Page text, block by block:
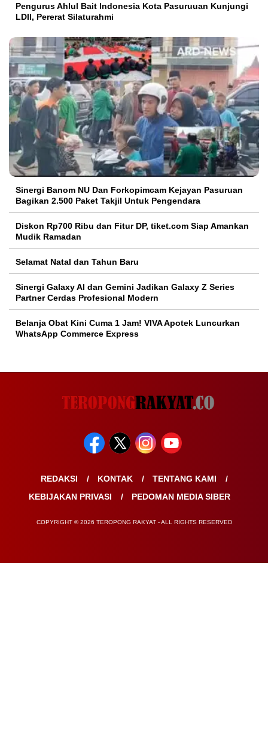
Pengurus Ahlul Bait Indonesia Kota Pasuruuan Kunjungi
LDII, Pererat Silaturahmi
Sinergi Banom NU Dan Forkopimcam Kejayan Pasuruan
Bagikan 2.500 Paket Takjil Untuk Pengendara
Diskon Rp700 Ribu dan Fitur DP, tiket.com Siap Amankan
Mudik Ramadan
Selamat Natal dan Tahun Baru
Sinergi Galaxy AI dan Gemini Jadikan Galaxy Z Series
Partner Cerdas Profesional Modern
Belanja Obat Kini Cuma 1 Jam! VIVA Apotek Luncurkan
WhatsApp Commerce Express
REDAKSI KONTAK
TENTANG KAMI
KEBIJAKAN PRIVASI
PEDOMAN MEDIA SIBER
COPYRIGHT © 2026 TEROPONG RAKYAT - ALL RIGHTS RESERVED